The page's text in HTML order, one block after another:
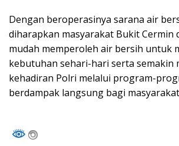
Dengan beroperasinya sarana air
diharapkan masyarakat Bukit Cermin
mudah memperoleh air bersih untuk
kebutuhan sehari-hari serta semakin
kehadiran Polri melalui program-
berdampak langsung bagi